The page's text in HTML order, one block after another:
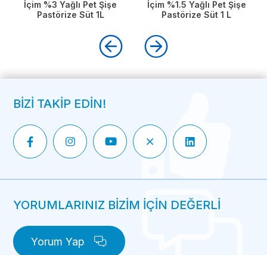
İçim %3 Yağlı Pet Şişe
Pastörize Süt 1L
İçim %1.5 Yağlı Pet Şişe
Pastörize Süt 1 L
BİZİ TAKİP EDİN!
YORUMLARINIZ BİZİM İÇİN DEĞERLİ
Yorum Yap